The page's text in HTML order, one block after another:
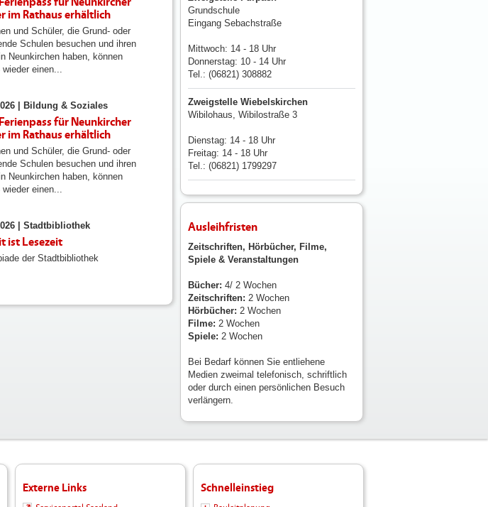
im Rathaus erhältlich
und Schüler, die Grund- oder
Schulen besuchen und ihren
Neunkirchen haben, können
wieder einen...
|
Bildung & Soziales
für Neunkircher
im Rathaus erhältlich
und Schüler, die Grund- oder
Schulen besuchen und ihren
Neunkirchen haben, können
wieder einen...
|Stadtbibliothek
ist Lesezeit
der Stadtbibliothek
Grundschule
Eingang Sebachstraße
Mittwoch: 14 - 18 Uhr
Donnerstag: 10 - 14 Uhr
Tel.: (06821) 308882
Zweigstelle Wiebelskirchen
Wibilohaus, Wibilostraße 3
Dienstag: 14 - 18 Uhr
Freitag: 14 - 18 Uhr
Tel.: (06821) 1799297
Ausleihfristen
Zeitschriften, Hörbücher, Filme,
Spiele & Veranstaltungen
Bücher: 4/ 2 Wochen
Zeitschriften: 2 Wochen
Hörbücher: 2 Wochen
Filme: 2 Wochen
Spiele: 2 Wochen
Bei Bedarf können Sie entliehene
Medien zweimal telefonisch, schriftlich
oder durch einen persönlichen Besuch
verlängern.
Externe Links Schnelleinstieg